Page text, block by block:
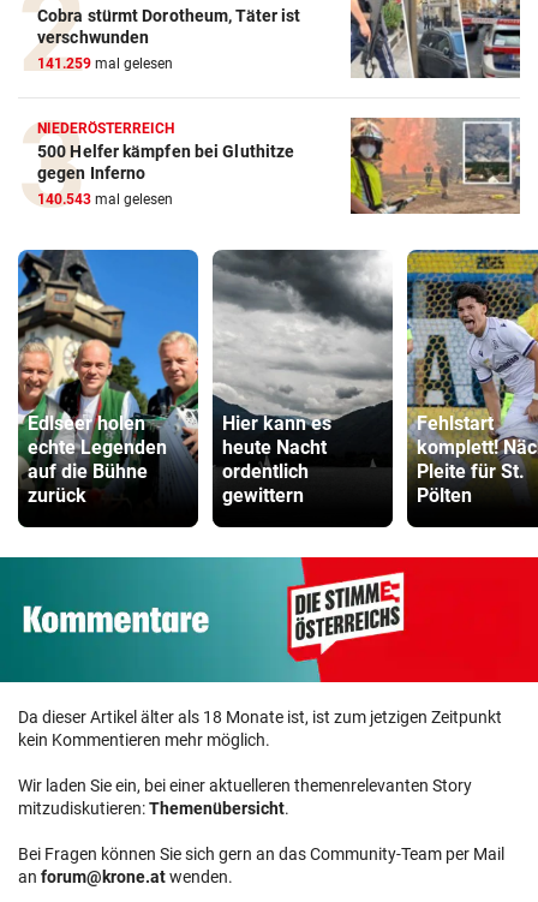
Cobra stürmt Dorotheum, Täter ist
verschwunden
141.259 mal gelesen
NIEDERÖSTERREICH
500 Helfer kämpfen bei Gluthitze
gegen Inferno
140.543 mal gelesen
Edlseer holen
echte Legenden
auf die Bühne
zurück
Hier kann es
heute Nacht
ordentlich
gewittern
Fehlstart
komplett!
Pleite für St.
Pölten
Da dieser Artikel älter als 18 Monate ist, ist zum jetzigen Zeitpunkt
kein Kommentieren mehr möglich.
Wir laden Sie ein, bei einer aktuelleren themenrelevanten Story
mitzudiskutieren:Themenübersicht.
Bei Fragen können Sie sich gern an das Community-Team per Mail
an forum@krone.atwenden.